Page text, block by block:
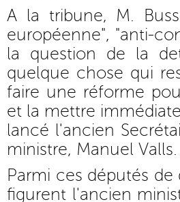
A la tribune, M.
européenne", "anti-
la question de la
quelque chose qui
faire une réforme
et la mettre
lancé l'ancien
ministre, Manuel Valls.
Parmi ces députés
figurent l'ancien